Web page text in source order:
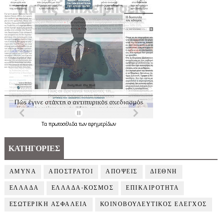
Τα πρωτοσέλιδατων εφημερίδων
ΚΑΤΗΓΟΡΙΕΣ
ΑΜΥΝΑ ΑΠΟΣΤΡΑΤΟΙ ΑΠΟΨΕΙΣ ΔΙΕΘΝΗ
ΕΛΛΑΔΑ ΕΛΛΑΔΑ-ΚΟΣΜΟΣ ΕΠΙΚΑΙΡΟΤΗΤΑ
ΕΣΩΤΕΡΙΚΗ ΑΣΦΑΛΕΙΑ ΚΟΙΝΟΒΟΥΛΕΥΤΙΚΟΣ ΕΛΕΓΧΟΣ